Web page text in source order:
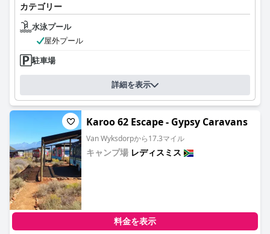
カテゴリー
水泳プール
屋外プール
駐車場
詳細を表示
Karoo 62 Escape - Gypsy Caravans
Van Wyksdorpから17.3マイル
キャンプ場 レディスミス
料金を表示